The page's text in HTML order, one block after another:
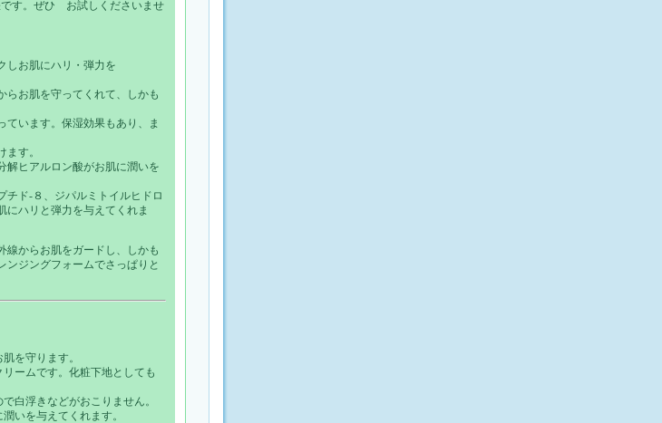
す。ぜひ お試しくださいませ
しお肌にハリ・弾力を
らお肌を守ってくれて、しかも
ています。保湿効果もあり、ま
ます。
解ヒアルロン酸がお肌に潤いを
チド-８、ジパルミトイルヒドロ
にハリと弾力を与えてくれま
線からお肌をガードし、しかも
ンジングフォームでさっぱりと
を守ります。
ームです。化粧下地としても
白浮きなどがおこりません。
いを与えてくれます。